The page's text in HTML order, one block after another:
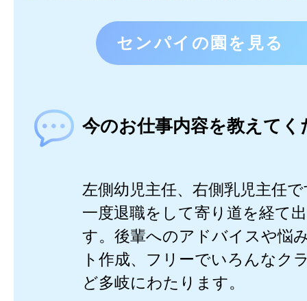
センパイの園を見る
今のお仕事内容を教えてく
左側幼児主任、右側乳児主任
一度退職をして寄り道を経て
す。後輩へのアドバイスや悩
ト作成、フリーでいろんなク
ど多岐にわたります。